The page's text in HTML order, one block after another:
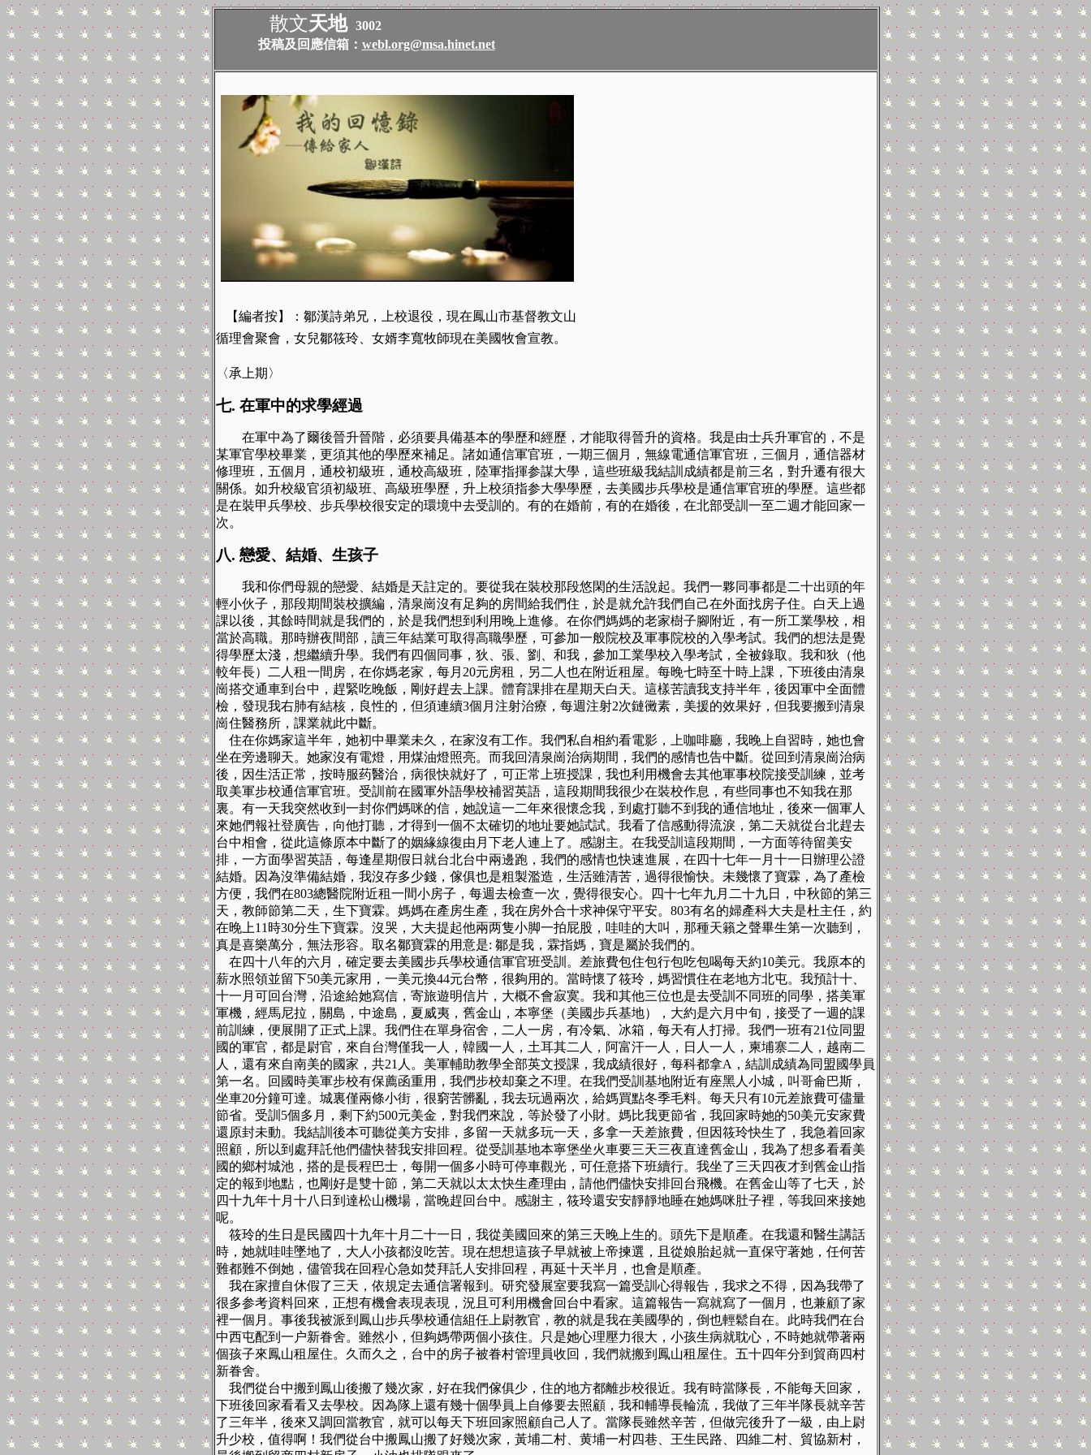
散文天地 3002
投稿及回應信箱： webl.org@msa.hinet.net
【編者按】：鄒漢詩弟兄，上校退役，現在鳳山市基督教文山
循理會聚會，女兒鄒筱玲、女婿李寬牧師現在美國牧會宣教。
〈承上期〉
七. 在軍中的求學經過
在軍中為了爾後晉升晉階，必須要具備基本的學歷和經歷，才能取得晉升的資格。我是由士兵升軍官的，不是
某軍官學校畢業，更須其他的學歷來補足。諸如通信軍官班，一期三個月，無線電通信軍官班，三個月，通信器材
修理班，五個月，通校初級班，通校高級班，陸軍指揮参謀大學，這些班級我結訓成績都是前三名，對升遷有很大
關係。如升校級官須初級班、高級班學歷，升上校須指参大學學歷，去美國步兵學校是通信軍官班的學歷。這些都
是在裝甲兵學校、步兵學校很安定的環境中去受訓的。有的在婚前，有的在婚後，在北部受訓一至二週才能回家一
次。
八. 戀愛、結婚、生孩子
我和你們母親的戀愛、結婚是天註定的。要從我在裝校那段悠閑的生活說起。我們一夥同事都是二十出頭的年
輕小伙子，那段期間裝校擴編，清泉崗沒有足夠的房間給我們住，於是就允許我們自己在外面找房子住。白天上過
課以後，其餘時間就是我們的，於是我們想到利用晚上進修。在你們媽媽的老家樹子腳附近，有一所工業學校，相
當於高職。那時辦夜間部，讀三年結業可取得高職學歷，可參加一般院校及軍事院校的入學考試。我們的想法是覺
得學歷太淺，想繼續升學。我們有四個同事，狄、張、劉、和我，參加工業學校入學考試，全被錄取。我和狄（他
較年長）二人租一間房，在你媽老家，每月 20元房租，另二人也在附近租屋。每晚七時至十時上課，下班後由清泉
崗搭交通車到台中，趕緊吃晚飯，剛好趕去上課。體育課排在星期天白天。這樣苦讀我支持半年，後因軍中全面體
檢，發現我右肺有結核，良性的，但須連續3個月注射治療，每週注射2次鏈黴素，美援的效果好，但我要搬到清泉
崗住醫務所，課業就此中斷。
住在你媽家這半年，她初中畢業未久，在家沒有工作。我們私自相約看電影，上咖啡廳，我晚上自習時，她也會
坐在旁邊聊天。她家沒有電燈，用煤油燈照亮。而我回清泉崗治病期間，我們的感情也告中斷。從回到清泉崗治病
後，因生活正常，按時服药醫治，病很快就好了，可正常上班授課，我也利用機會去其他軍事校院接受訓練，並考
取美軍步校通信軍官班。受訓前在國軍外語學校補習英語，這段期間我很少在裝校作息，有些同事也不知我在那
裏。有一天我突然收到一封你們媽咪的信，她說這一二年來很懷念我，到處打聽不到我的通信地址，後來一個軍人
來她們報社登廣告，向他打聽，才得到一個不太確切的地址要她試試。我看了信感動得流淚，第二天就從台北趕去
台中相會，從此這條原本中斷了的姻緣線復由月下老人連上了。感謝主。在我受訓這段期間，一方面等待留美安
排，一方面學習英語，每逢星期假日就台北台中兩邊跑，我們的感情也快速進展，在四十七年一月十一日辦理公證
結婚。因為沒準備結婚，我沒存多少錢，傢俱也是粗製濫造，生活雖清苦，過得很愉快。未幾懷了寶霖，為了產檢
方便，我們在803總醫院附近租一間小房子，每週去檢查一次，覺得很安心。四十七年九月二十九日，中秋節的第三
天，教師節第二天，生下寶霖。媽媽在產房生產，我在房外合十求神保守平安。 803有名的婦產科大夫是杜主任，約
在晚上11 時30分生下寶霖。沒哭，大夫提起他兩两隻小脚一拍屁股，哇哇的大叫，那種天籟之聲畢生第一次聽到，
真是喜樂萬分，無法形容。取名鄒寶霖的用意是: 鄒是我，霖指媽，寶是屬於我們的。
在四十八年的六月，確定要去美國步兵學校通信軍官班受訓。差旅費包住包行包吃包喝每天約10美元。我原本的
薪水照領並留下50美元家用，一美元換44元台幣，很夠用的。當時懷了筱玲，媽習慣住在老地方北屯。我預計十、
十一月可回台灣，沿途給她寫信，寄旅遊明信片，大概不會寂寞。我和其他三位也是去受訓不同班的同學，搭美軍
軍機，經馬尼拉，關島，中途島，夏威夷，舊金山，本寧堡（美國步兵基地），大約是六月中旬，接受了一週的課
前訓練，便展開了正式上課。我們住在單身宿舍，二人一房，有冷氣、冰箱，每天有人打掃。我們一班有21位同盟
國的軍官，都是尉官，來自台灣僅我一人，韓國一人，土耳其二人，阿富汗一人，日人一人，柬埔寨二人，越南二
人，還有來自南美的國家，共21 人。美軍輔助教學全部英文授課，我成績很好，每科都拿A ，結訓成績為同盟國學員
第一名。回國時美軍步校有保薦函重用，我們步校却棄之不理。在我們受訓基地附近有座黑人小城，叫哥侖巴斯，
坐車20分鐘可達。城裏僅兩條小街，很窮苦髒亂，我去玩過兩次，給媽買點冬季毛料。每天只有10元差旅費可儘量
節省。受訓 5個多月，剩下約500元美金，對我們來說，等於發了小財。媽比我更節省，我回家時她的50美元安家費
還原封未動。我結訓後本可聽從美方安排，多留一天就多玩一天，多拿一天差旅費，但因筱玲快生了，我急着回家
照顧，所以到處拜託他們儘快替我安排回程。從受訓基地本寧堡坐火車要三天三夜直達舊金山，我為了想多看看美
國的鄉村城池，搭的是長程巴士，每開一個多小時可停車觀光，可任意搭下班續行。我坐了三天四夜才到舊金山指
定的報到地點，也剛好是雙十節，第二天就以太太快生產理由，請他們儘快安排回台飛機。在舊金山等了七天，於
四十九年十月十八日到達松山機場，當晚趕回台中。感謝主，筱玲還安安靜靜地睡在她媽咪肚子裡，等我回來接她
呢。
筱玲的生日是民國四十九年十月二十一日，我從美國回來的第三天晚上生的。頭先下是順產。在我還和醫生講話
時，她就哇哇墜地了，大人小孩都沒吃苦。現在想想這孩子早就被上帝揀選，且從娘胎起就一直保守著她，任何苦
難都難不倒她，儘管我在回程心急如焚拜託人安排回程，再延十天半月，也會是順產。
我在家擅自休假了三天，依規定去通信署報到。研究發展室要我寫一篇受訓心得報告，我求之不得，因為我帶了
很多参考資料回來，正想有機會表現表現，況且可利用機會回台中看家。這篇報告一寫就寫了一個月，也兼顧了家
裡一個月。事後我被派到鳳山步兵學校通信組任上尉教官，教的就是我在美國學的，倒也輕鬆自在。此時我們在台
中西屯配到一户新眷舍。雖然小，但夠媽帶两個小孩住。只是她心理壓力很大，小孩生病就耽心，不時她就帶著兩
個孩子來鳳山租屋住。久而久之，台中的房子被眷村管理員收回，我們就搬到鳳山租屋住。五十四年分到貿商四村
新眷舍。
我們從台中搬到鳳山後搬了幾次家，好在我們傢俱少，住的地方都離步校很近。我有時當隊長，不能每天回家，
下班後回家看看又去學校。因為隊上還有幾十個學員上自修要去照顧，我和輔導長輪流，我做了三年半隊長就辛苦
了三年半，後來又調回當教官，就可以每天下班回家照顧自己人了。當隊長雖然辛苦，但做完後升了一級，由上尉
升少校，值得啊！我們從台中搬鳳山搬了好幾次家，黃埔二村、黄埔一村四巷、王生民路、四維二村、貿協新村，